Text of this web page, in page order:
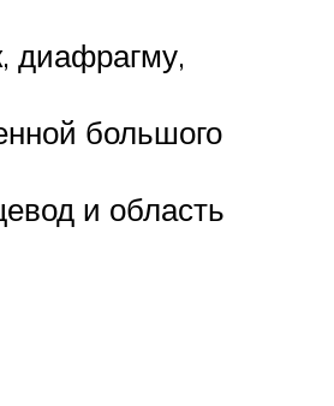
диафрагму,
большого
и область